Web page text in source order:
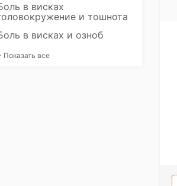
в висках
и тошнота
в висках и озноб
Показать все